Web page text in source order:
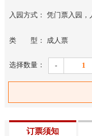
入园方式： 凭门票入园，
类 型： 成人票
选择数量： - 1
订票须知